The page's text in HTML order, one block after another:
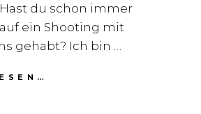
du schon immer
ein Shooting mit
gehabt? Ich bin …